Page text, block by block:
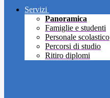
Servizi
Panoramica
Famiglie e studenti
Personale scolastico
Percorsi di studio
Ritiro diplomi